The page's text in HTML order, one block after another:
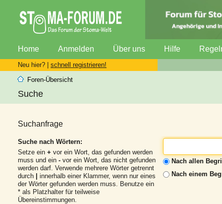
Home Anmelden Über uns Hilfe
Neu hier? | schnell registrieren!
Foren-Übersicht
Suche
Suchanfrage
Suche nach Wörtern:
Setze ein + vor ein Wort, das gefunden werden
muss und ein - vor ein Wort, das nicht gefunden
werden darf. Verwende mehrere Wörter getrennt
durch | innerhalb einer Klammer, wenn nur eines
der Wörter gefunden werden muss. Benutze ein
* als Platzhalter für teilweise
Übereinstimmungen.
Nach allen
Nach einem